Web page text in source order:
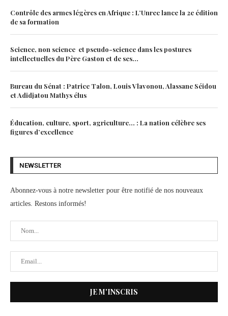
Contrôle des armes légères en Afrique : L’Unrec lance la 2e édition
de sa formation
Science, non science et pseudo-science dans les postures
intellectuelles du Père Gaston et de ses...
Bureau du Sénat : Patrice Talon, Louis Vlavonou, Alassane Séidou
et Adidjatou Mathys élus
Éducation, culture, sport, agriculture… : La nation célèbre ses
figures d’excellence
NEWSLETTER
Abonnez-vous à notre newsletter pour être notifié de nos nouveaux
articles. Restons informés!